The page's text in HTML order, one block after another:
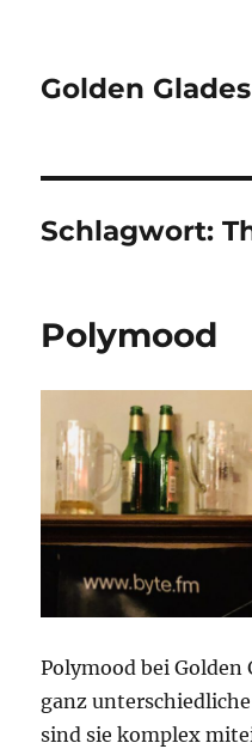
Golden Glades
Schlagwort:
Polymood
Polymood bei Golden
ganz
sind sie komplex